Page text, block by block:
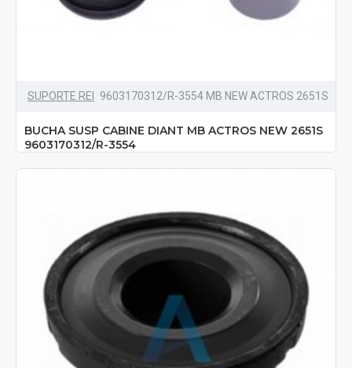
SUPORTE REI 9603170312/R-3554 MB NEW ACTROS 2651S
BUCHA SUSP CABINE DIANT MB ACTROS NEW 2651S
9603170312/R-3554